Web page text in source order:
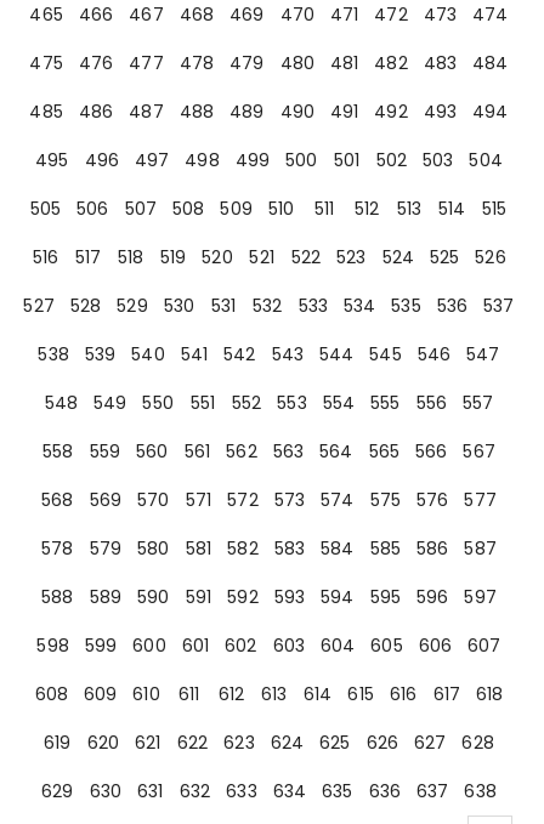
465
466 467 468 469 470 471 472 473
474
475
476 477 478 479 480 481 482 483
484
485
486 487 488 489 490 491 492 493
494
495
496 497 498 499 500 501 502 503
504
505
506 507 508 509 510 511 512 513 514
515
516
517 518 519 520 521 522 523 524 525
526
527
528 529 530 531 532 533 534 535 536
537
538
539 540 541 542 543 544 545 546
547
548
549 550 551 552 553 554 555 556
557
558
559 560 561 562 563 564 565 566
567
568
569 570 571 572 573 574 575 576
577
578
579 580 581 582 583 584 585 586
587
588
589 590 591 592 593 594 595 596
597
598
599 600 601 602 603 604 605 606
607
608
609 610 611 612 613 614 615 616 617
618
619
620 621 622 623 624 625 626 627
628
629
630 631 632 633 634 635 636 637
638